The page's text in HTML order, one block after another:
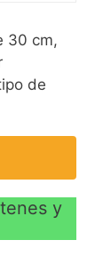
30 cm,
de
y